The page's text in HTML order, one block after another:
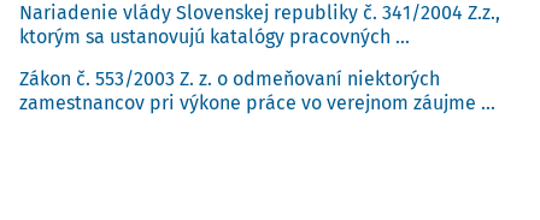
Nariadenie vlády Slovenskej republiky č. 341/2004 Z.z.,
ktorým sa ustanovujú katalógy pracovných ...
Zákon č. 553/2003 Z. z. o odmeňovaní niektorých
zamestnancov pri výkone práce vo verejnom záujme ...